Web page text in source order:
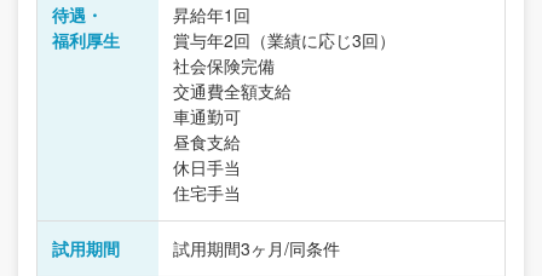
待遇・
福利厚生
昇給年1回
賞与年2回（業績に応じ3回）
社会保険完備
交通費全額支給
車通勤可
昼食支給
休日手当
住宅手当
試用期間 試用期間3ヶ月/同条件